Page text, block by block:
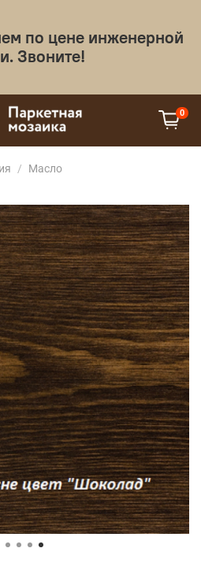
по цене инженерной
Звоните!
0
Масло